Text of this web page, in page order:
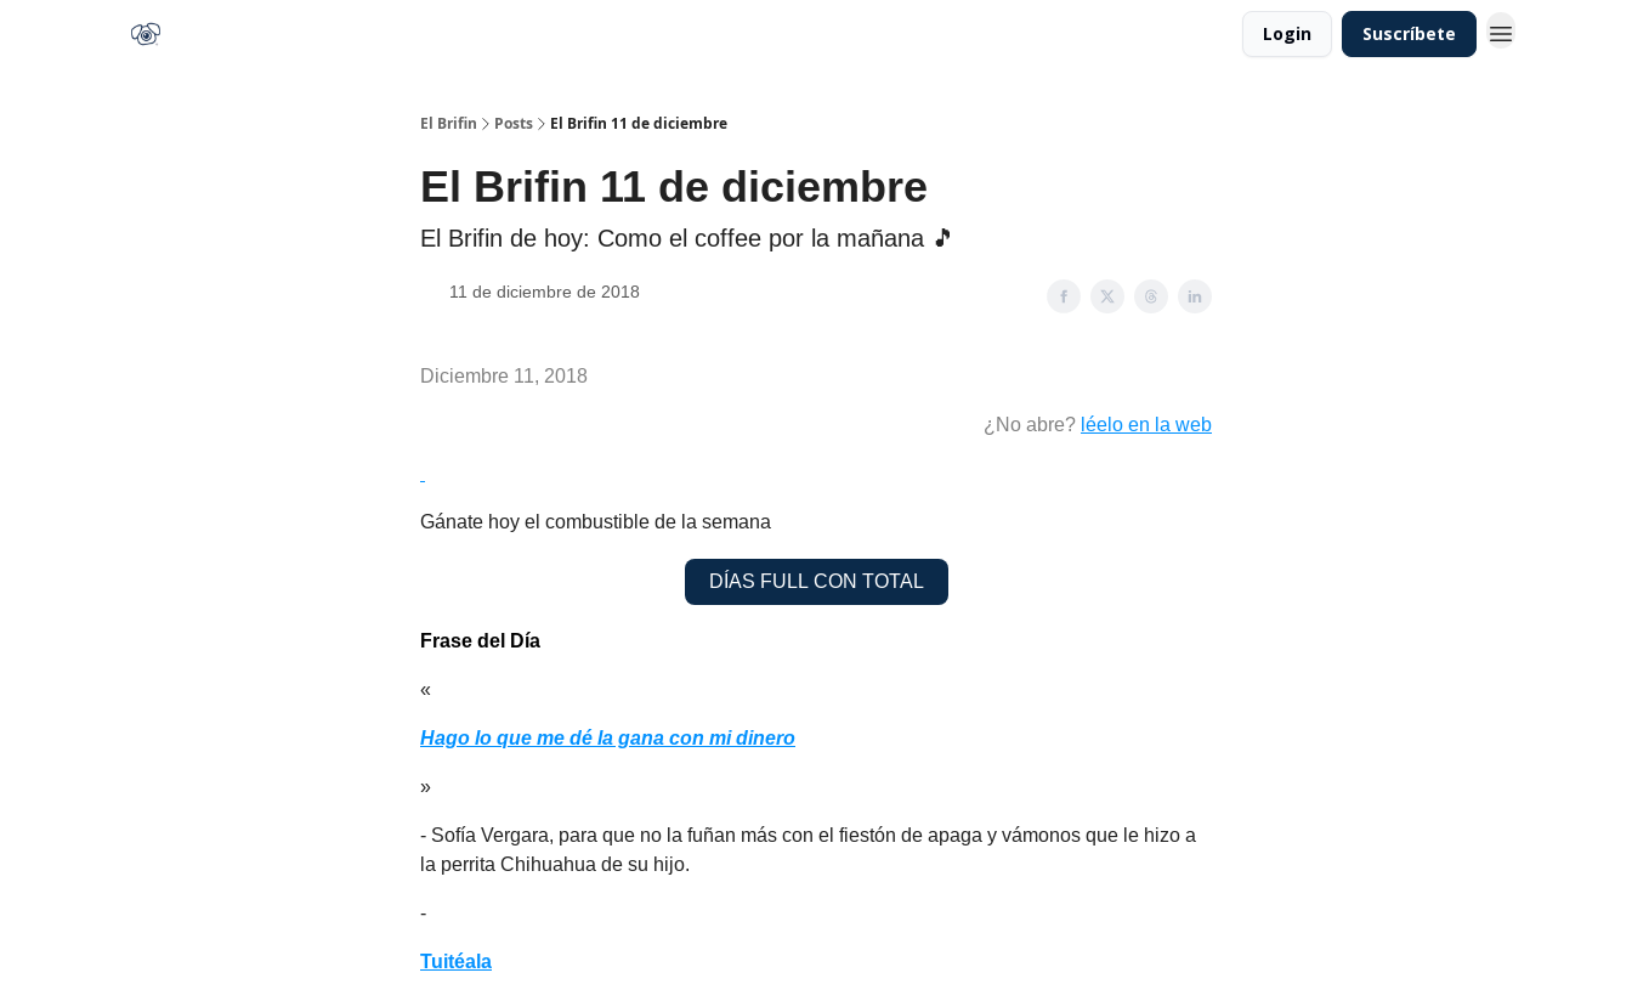
Login Suscríbete
El Brifin Posts El Brifin 11 de diciembre
El Brifin 11 de diciembre
El Brifin de hoy: Como el coffee por la mañana 🎵
11 de diciembre de 2018
Diciembre 11, 2018
¿No abre? léelo en la web
Gánate hoy el combustible de la semana
DÍAS FULL CON TOTAL
Frase del Día
«
Hago lo que me dé la gana con mi dinero
»
- Sofía Vergara, para que no la fuñan más con el fiestón de apaga y vámonos que le hizo a
la perrita Chihuahua de su hijo.
-
Tuitéala